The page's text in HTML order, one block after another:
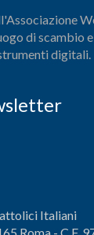
di scambio
digitali.
Italiani
Roma - C.F.